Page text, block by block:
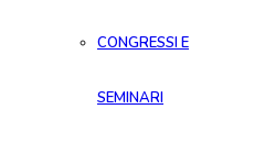
CONGRESSI E
SEMINARI